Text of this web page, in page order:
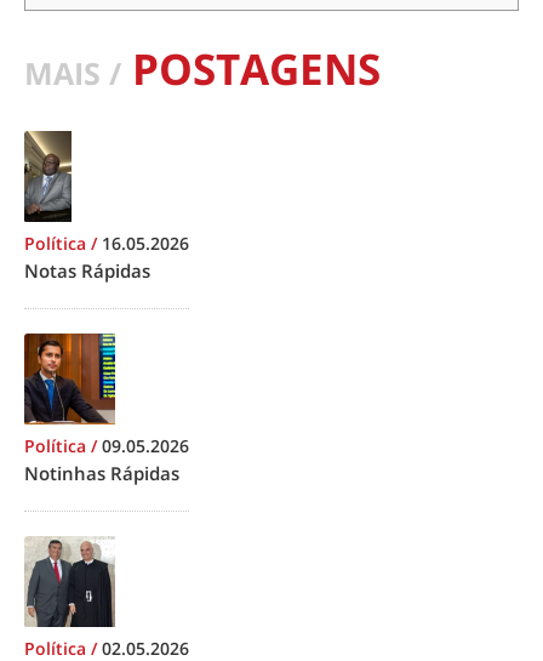
MAIS / POSTAGENS
Política / 16.05.2026
Notas Rápidas
Política /09.05.2026
Notinhas Rápidas
Política /02.05.2026